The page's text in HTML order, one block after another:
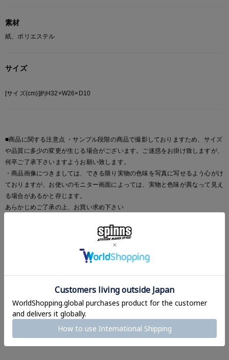
素材
紙、ポリエステル
サイズ
[サイズ(cm)]約H32×W26×D10
■商品に関する注意点 ・サンプル段階の商品で撮影しておりますため、サイズ
や品質に多少の変更が生じる場合がございます。ご迷惑をお掛け致しますが、
何卒ご了承下さいますようお願い致します。
・商品画像につきましては、できる限り実物の色味を写真に写せるよう心がけ
ておりますが、お使いのモニター画面によっては、実物と色味が異なって見え
る場合があるかと存じます。
あらかじめご了承の上、お買い求め下さい
レビューご記入で5pointプレゼント！
マイページ＞注文履歴から商品を選択してご記入ください◎
レビューを書いて感想をシェア